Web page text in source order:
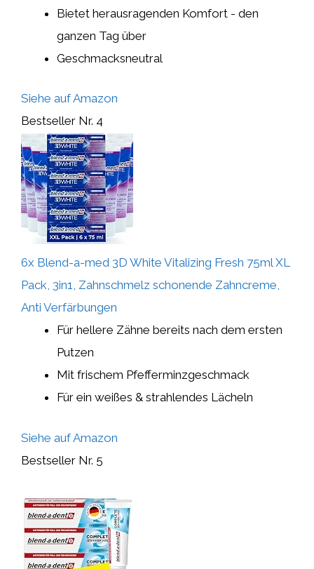
Bietet herausragenden Komfort - den
ganzen Tag über
Geschmacksneutral
Siehe auf Amazon
Bestseller Nr. 4
6x Blend-a-med 3D White Vitalizing Fresh 75ml XL
Pack, 3in1, Zahnschmelz schonende Zahncreme,
Anti Verfärbungen
Für hellere Zähne bereits nach dem ersten
Putzen
Mit frischem Pfefferminzgeschmack
Für ein weißes & strahlendes Lächeln
Siehe auf Amazon
Bestseller Nr. 5